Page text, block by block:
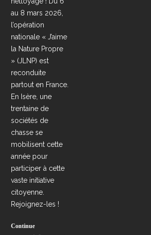
au 8 mars 2026,
l’opération
nationale « J’aime
la Nature Propre
» (JLNP) est
reconduite
partout en France.
En Isère, une
trentaine de
sociétés de
chasse se
mobilisent cette
année pour
participer à cette
vaste initiative
citoyenne.
Rejoignez-les !
Continue